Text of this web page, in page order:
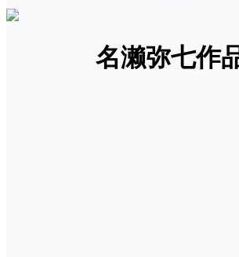
名濑弥七作